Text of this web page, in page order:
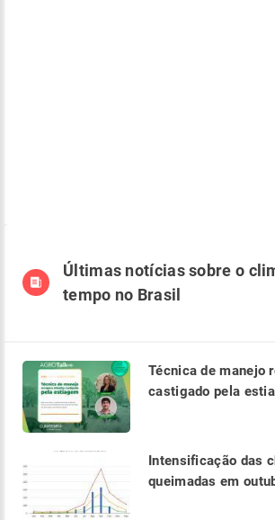
Últimas notícias sobre o
tempo no Brasil
Técnica de manejo
castigado pela
Intensificação das
queimadas em